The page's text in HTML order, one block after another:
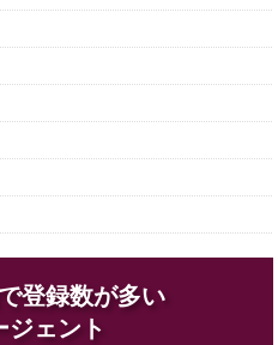
登録数が多い
ジェント